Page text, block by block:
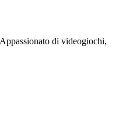
di videogiochi,